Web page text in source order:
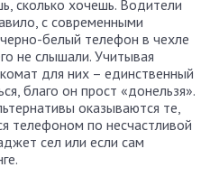
сколько хочешь. Водители
с современными
белый телефон в чехле
не слышали. Учитывая
для них – единственный
благо он прост «донельзя».
оказываются те,
телефоном по несчастливой
сел или если сам